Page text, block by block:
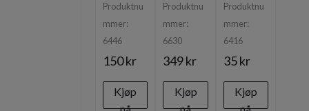
Produktnu
mmer:
6446
150 kr
Kjøp
Produktnu
mmer:
6630
349 kr
Kjøp
Produktnu
mmer:
6416
35 kr
Kjøp